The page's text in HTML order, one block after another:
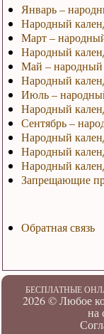
Январь –
Народный
Март –
Народный
Май – народный
Народный
Июль –
Народный
Сентябрь –
Народный
Народный
Народный
Запрещающие
Обратная связь
БЕСПЛАТНЫЕ
2026 ©Любое
на